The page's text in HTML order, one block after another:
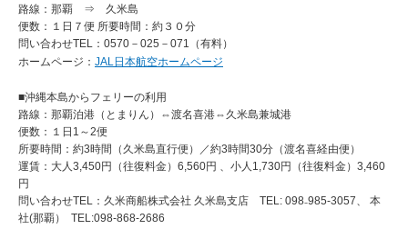
路線：那覇 ⇒ 久米島
便数：１日７便 所要時間：約３０分
問い合わせTEL：0570－025－071（有料）
ホームページ： JAL日本航空ホームページ
■沖縄本島からフェリーの利用
路線：那覇泊港（とまりん）⇔渡名喜港⇔久米島兼城港
便数：１日1～2便
所要時間：約3時間（久米島直行便）／約3時間30分（渡名喜経由便）
運賃：大人3,450円（往復料金）6,560円 、小人1,730円（往復料金）3,460
円
問い合わせTEL：久米商船株式会社 久米島支店 TEL: 098₋985‐3057、 本
社(那覇） TEL:098‐868‐2686